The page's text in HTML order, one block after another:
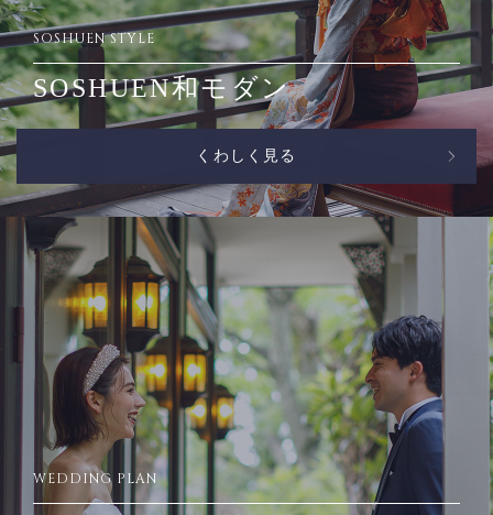
SOSHUEN STYLE
SOSHUEN和モダン
くわしく見る
WEDDING PLAN